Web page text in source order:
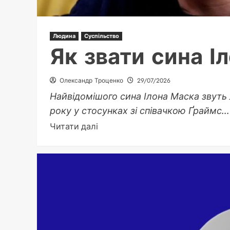
Людина Суспільство
Як звати сина
Олександр Троценко 29/07/2026
Найвідомішого сина Ілона Маска
року у стосунках зі співачкою Ґраймс...
Читати далі
Як